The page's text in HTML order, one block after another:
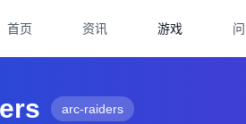
首页 资讯 游戏
arc-raiders